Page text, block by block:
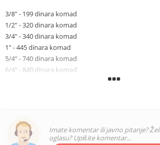
3/8" - 199 dinara komad
1/2" - 320 dinara komad
3/4" - 340 dinara komad
1" - 445 dinara komad
5/4" - 740 dinara komad
6/4" - 840 dinara komad
do 15 časova
Imate komentar ili javno pitanje?
oglasu? Upišite komentar...